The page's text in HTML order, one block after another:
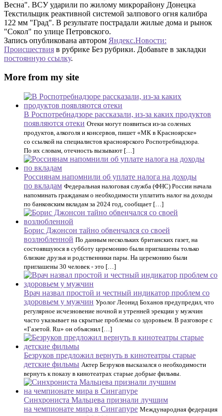
Весна". ВСУ ударили по жилому микрорайону Донецка
Текстильщик реактивной системой залпового огня калибра
122 мм "Град". В результате пострадали жилые дома и рынок
"Сокол" по улице Петровского.
Запись опубликована автором Яндекс.Новости:
Происшествия в рубрике Без рубрики. Добавьте в закладки
постоянную ссылку.
More from my site
В Роспотребнадзоре рассказали, из-за каких продуктов
появляются отеки Отеки могут появиться из-за соленых
продуктов, алкоголя и консервов, пишет «МК в Красноярске»
со ссылкой на специалистов красноярского Роспотребнадзора.
По их словам, отечность вызывают […]
Россиянам напомнили об уплате налога на доходы
по вкладам Федеральная налоговая служба (ФНС) России начала
напоминать гражданам о необходимости уплатить налог на доходы
по банковским вкладам за 2024 год, сообщает […]
Борис Джонсон тайно обвенчался со своей
возлюбленной По данным нескольких британских газет, на
состоявшуюся в субботу церемонию были приглашены только
близкие друзья и родственники пары. На церемонию были
приглашены 30 человек - это […]
Врач назвал простой и честный индикатор проблем со
здоровьем у мужчин Уролог Леонид Боханов предупредил, что
регулярное исчезновение ночной и утренней эрекции у мужчин
часто указывает на скрытые проблемы со здоровьем. В разговоре с
«Газетой. Ru» он объяснил […]
Безруков предложил вернуть в кинотеатры старые
детские фильмы Актер Безруков высказался о необходимости
вернуть к показу в кинотеатрах старые добрые фильмы.
Синхрониста Мальцева признали лучшим
на чемпионате мира в Сингапуре Международная федерация